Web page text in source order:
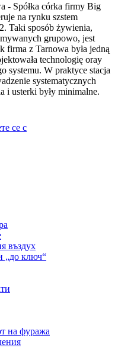
- Spółka córka firmy Big
na rynku szstem
Taki sposób żywienia,
grupowo, jest
firma z Tarnowa była jedną
technologię oray
systemu. W praktyce stacja
systematycznych
i usterki były minimalne.
се с
въздух
„до ключ“
на фуража